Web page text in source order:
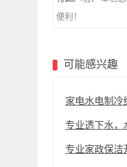
便利！
可能感兴趣
家电水电制冷
专业透下水，
专业家政保洁